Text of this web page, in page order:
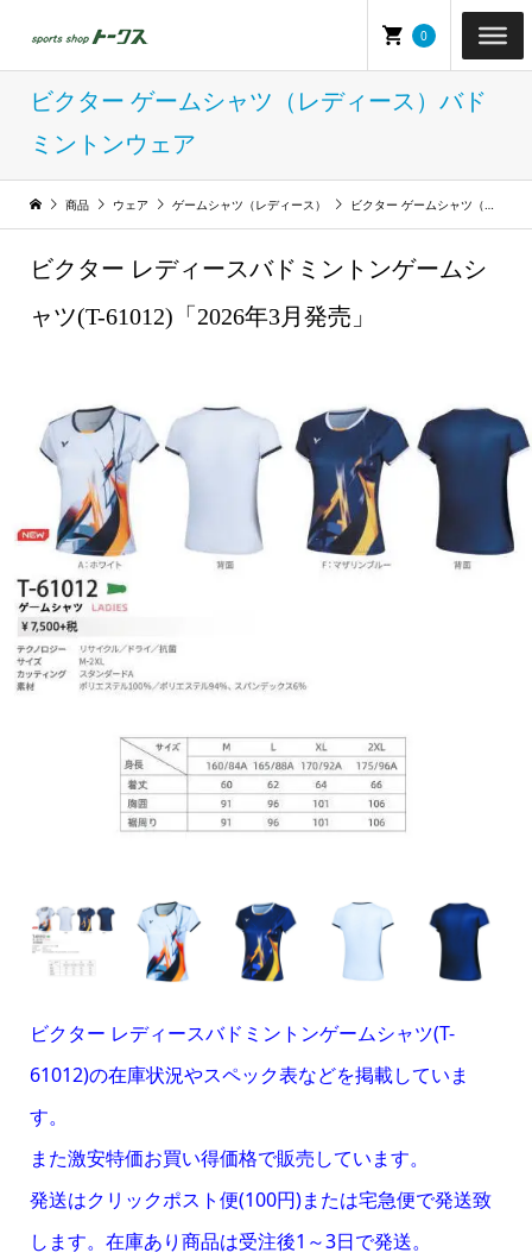
0
ビクター ゲームシャツ（レディース）バド
ミントンウェア
商品 ウェア ゲームシャツ（レディース） ビクター ゲームシャツ（レディース）バドミントンウェア
ビクター レディースバドミントンゲームシ
ャツ(T-61012)「2026年3月発売」
ビクター レディースバドミントンゲームシャツ(T-
61012)の在庫状況やスペック表などを掲載していま
す。
また激安特価お買い得価格で販売しています。
発送はクリックポスト便(100円)または宅急便で発送致
します。在庫あり商品は受注後1～3日で発送。